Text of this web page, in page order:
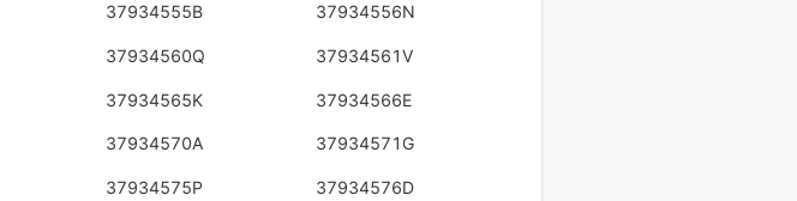
37934555B 37934556N
37934560Q 37934561V
37934565K 37934566E
37934570A 37934571G
37934575P 37934576D